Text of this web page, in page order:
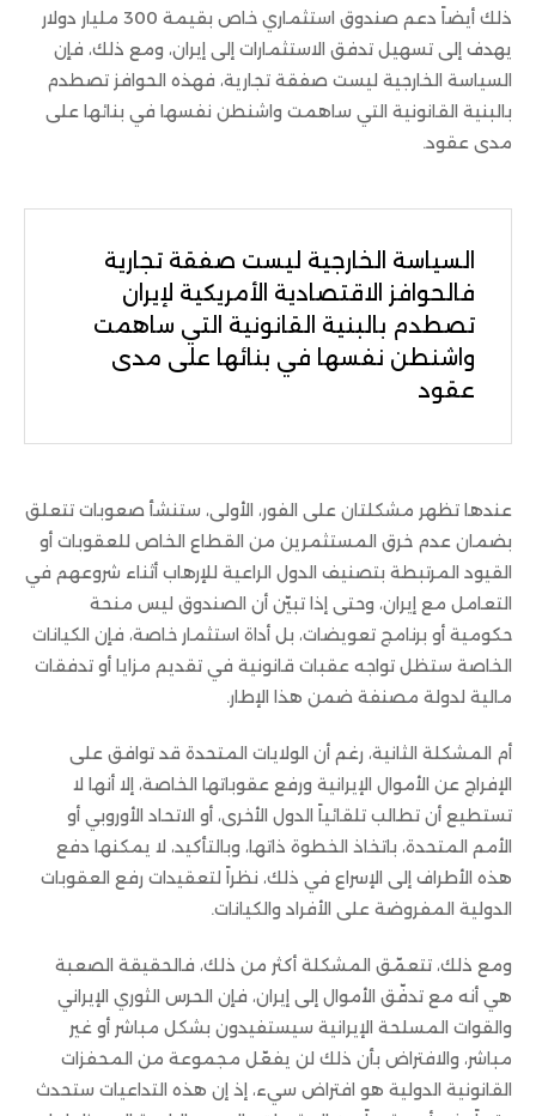
ذلك أيضاً دعم صندوق استثماري خاص بقيمة 300 مليار دولار
يهدف إلى تسهيل تدفق الاستثمارات إلى إيران، ومع ذلك، فإن
السياسة الخارجية ليست صفقة تجارية، فهذه الحوافز تصطدم
بالبنية القانونية التي ساهمت واشنطن نفسها في بنائها على
مدى عقود.
السياسة الخارجية ليست صفقة تجارية
فالحوافز الاقتصادية الأمريكية لإيران
تصطدم بالبنية القانونية التي ساهمت
واشنطن نفسها في بنائها على مدى
عقود
عندها تظهر مشكلتان على الفور، الأولى، ستنشأ صعوبات تتعلق
بضمان عدم خرق المستثمرين من القطاع الخاص للعقوبات أو
القيود المرتبطة بتصنيف الدول الراعية للإرهاب أثناء شروعهم في
التعامل مع إيران، وحتى إذا تبيّن أن الصندوق ليس منحة
حكومية أو برنامج تعويضات، بل أداة استثمار خاصة، فإن الكيانات
الخاصة ستظل تواجه عقبات قانونية في تقديم مزايا أو تدفقات
مالية لدولة مصنفة ضمن هذا الإطار.
أم المشكلة الثانية، رغم أن الولايات المتحدة قد توافق على
الإفراج عن الأموال الإيرانية ورفع عقوباتها الخاصة، إلا أنها لا
تستطيع أن تطالب تلقائياً الدول الأخرى، أو الاتحاد الأوروبي أو
الأمم المتحدة، باتخاذ الخطوة ذاتها، وبالتأكيد، لا يمكنها دفع
هذه الأطراف إلى الإسراع في ذلك، نظراً لتعقيدات رفع العقوبات
الدولية المفروضة على الأفراد والكيانات.
ومع ذلك، تتعمّق المشكلة أكثر من ذلك، فالحقيقة الصعبة
هي أنه مع تدفّق الأموال إلى إيران، فإن الحرس الثوري الإيراني
والقوات المسلحة الإيرانية سيستفيدون بشكل مباشر أو غير
مباشر، والافتراض بأن ذلك لن يفعّل مجموعة من المحفزات
القانونية الدولية هو افتراض سيء، إذ إن هذه التداعيات ستحدث